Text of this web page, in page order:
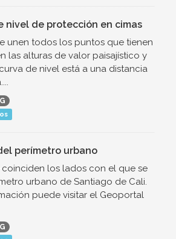
nivel de protección en cimas
unen todos los puntos que tienen
las alturas de valor paisajístico y
de nivel está a una distancia
perímetro urbano
coinciden los lados con el que se
urbano de Santiago de Cali.
puede visitar el Geoportal